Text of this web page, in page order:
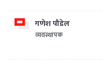
गणेश पौडेल
व्यवस्थापक